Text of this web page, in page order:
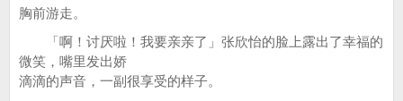
胸前游走。
「啊！讨厌啦！我要亲亲了」张欣怡的脸上露出了幸福的
微笑，嘴里发出娇
滴滴的声音，一副很享受的样子。